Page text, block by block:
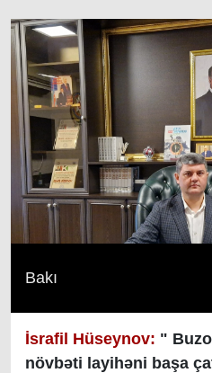
Bakı
İsrafil Hüseynov: "
növbəti layihəni başa